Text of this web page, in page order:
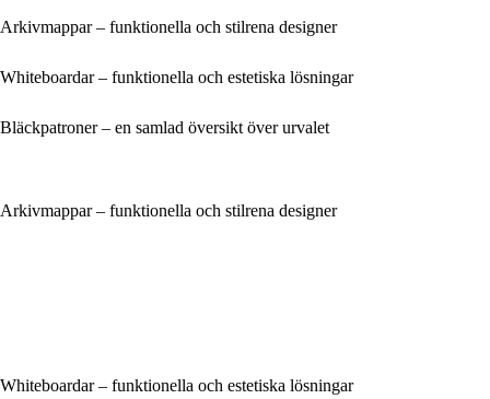
Arkivmappar – funktionella och stilrena designer
Whiteboardar – funktionella och estetiska lösningar
Bläckpatroner – en samlad översikt över urvalet
Arkivmappar – funktionella och stilrena designer
Whiteboardar – funktionella och estetiska lösningar